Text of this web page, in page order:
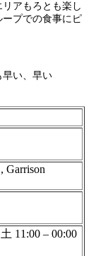
アもろとも楽し
プでの食事にピ
早い、早い
Garrison
11:00 – 00:00